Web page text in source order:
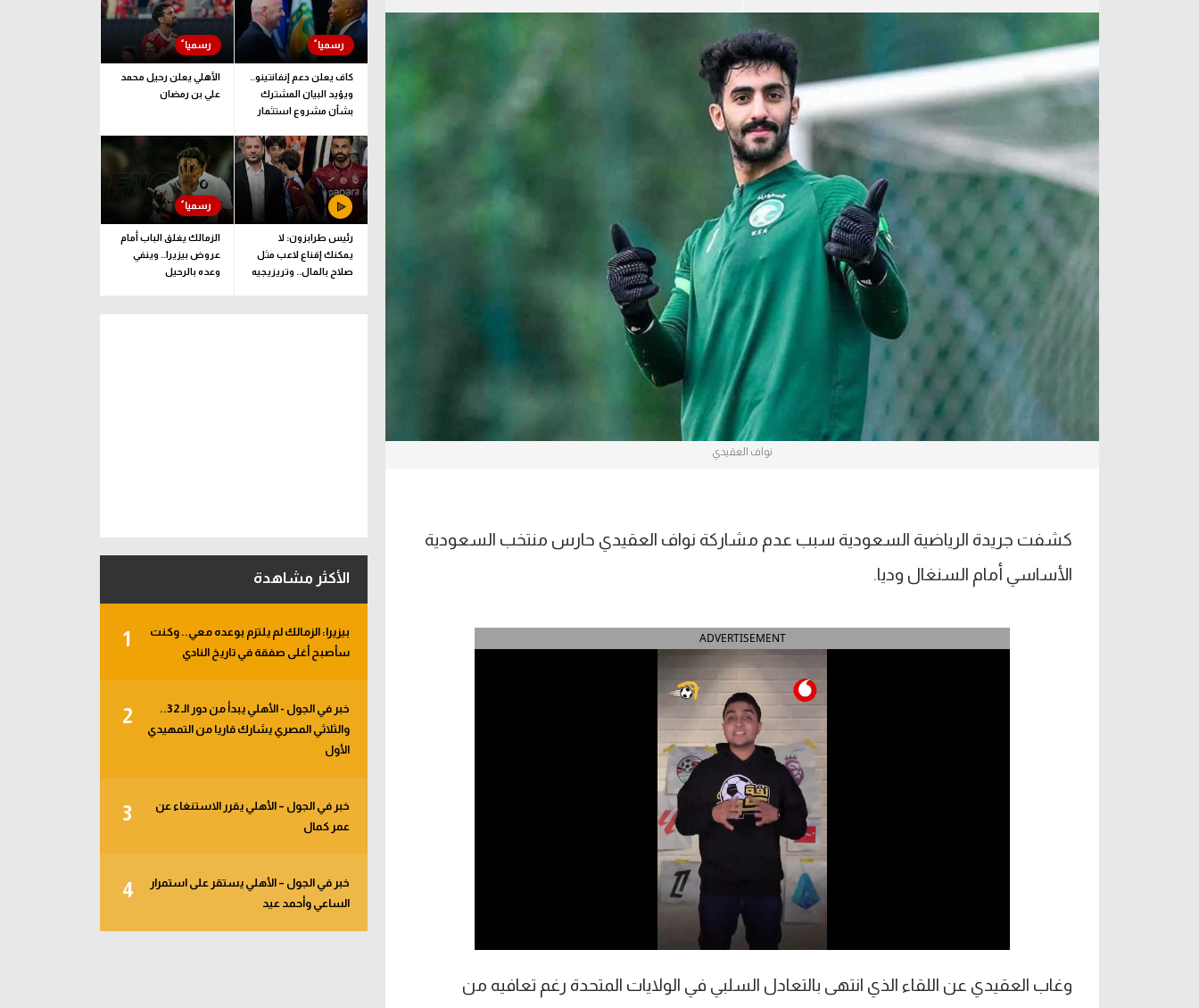
آراء حرة
ركن الألعاب
الدوري السعودي للمحترفين
دوري أبطال أوروبا
دوري أبطال إفريقيا
كل البطولات
آسيا
نواف العقيدي
كشفت جريدة الرياضية السعودية سبب عدم مشاركة نواف العقيدي حارس منتخب السعودية
الأساسي أمام السنغال وديا.
ADVERTISEMENT
وغاب العقيدي عن اللقاء الذي انتهى بالتعادل السلبي في الولايات المتحدة رغم تعافيه من
كاف يعلن دعم إنفانتينو..
ويؤيد البيان المشترك
بشأن مشروع استثمار
الأهلي يعلن رحيل محمد
علي بن رمضان
رئيس طرابزون: لا
يمكنك إقناع لاعب مثل
صلاح بالمال.. وتريزيجيه
الزمالك يغلق الباب أمام
عروض بيزيرا.. وينفي
وعده بالرحيل
الأكثر مشاهدة
1
بيزيرا: الزمالك لم يلتزم بوعده معي.. وكنت
سأصبح أغلى صفقة في تاريخ النادي
2
خبر في الجول - الأهلي يبدأ من دور الـ 32..
والثلاثي المصري يشارك قاريا من التمهيدي
الأول
3
خبر في الجول – الأهلي يقرر الاستنغاء عن
عمر كمال
4
خبر في الجول – الأهلي يستقر على استمرار
الساعي وأحمد عيد